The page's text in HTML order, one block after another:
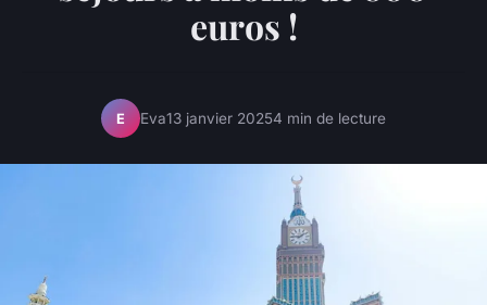
euros !
E Eva13 janvier 20254 min de lecture